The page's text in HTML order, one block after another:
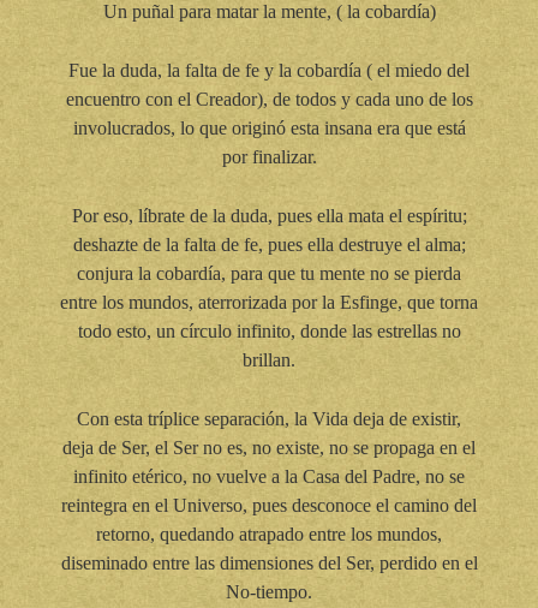
Un puñal para matar la mente, ( la cobardía)
Fue la duda, la falta de fe y la cobardía ( el miedo del
encuentro con el Creador), de todos y cada uno de los
involucrados, lo que originó esta insana era que está
por finalizar.
Por eso, líbrate de la duda, pues ella mata el espíritu;
deshazte de la falta de fe, pues ella destruye el alma;
conjura la cobardía, para que tu mente no se pierda
entre los mundos, aterrorizada por la Esfinge, que torna
todo esto, un círculo infinito, donde las estrellas no
brillan.
Con esta tríplice separación, la Vida deja de existir,
deja de Ser, el Ser no es, no existe, no se propaga en el
infinito etérico, no vuelve a la Casa del Padre, no se
reintegra en el Universo, pues desconoce el camino del
retorno, quedando atrapado entre los mundos,
diseminado entre las dimensiones del Ser, perdido en el
No-tiempo.